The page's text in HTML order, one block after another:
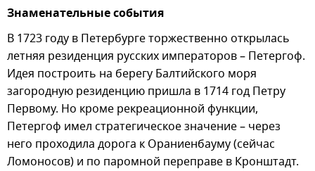
Знаменательные события
В 1723 году в Петербурге торжественно открылась
летняя резиденция русских императоров – Петергоф.
Идея построить на берегу Балтийского моря
загородную резиденцию пришла в 1714 год Петру
Первому. Но кроме рекреационной функции,
Петергоф имел стратегическое значение – через
него проходила дорога к Ораниенбауму (сейчас
Ломоносов) и по паромной переправе в Кронштадт.